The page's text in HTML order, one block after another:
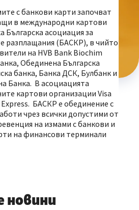
с банкови карти започват
в международни картови
Българска асоциация за
разплащания (БАСКР), в чийто
на HVB Bank Biochim
Обединена Българска
банка, Банка ДСК, Булбанк и
Банка. В асоциацията
картови организации Visa
БАСКР е обединение с
чрез всички допустими от
на измами с банкови и
на финансови терминали
новини